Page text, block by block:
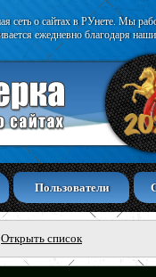
сеть о сайтах в РУнете. Мы
ежедневно благодаря
Пользователи
Открыть список